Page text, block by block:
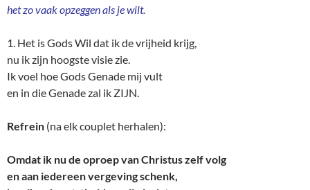
het zo vaak opzeggen als je wilt.
1. Het is Gods Wil dat ik de vrijheid krijg,
nu ik zijn hoogste visie zie.
Ik voel hoe Gods Genade mij vult
en in die Genade zal ik ZIJN.
Refrein (na elk couplet herhalen):
Omdat ik nu de oproep van Christus zelf volg
en aan iedereen vergeving schenk,